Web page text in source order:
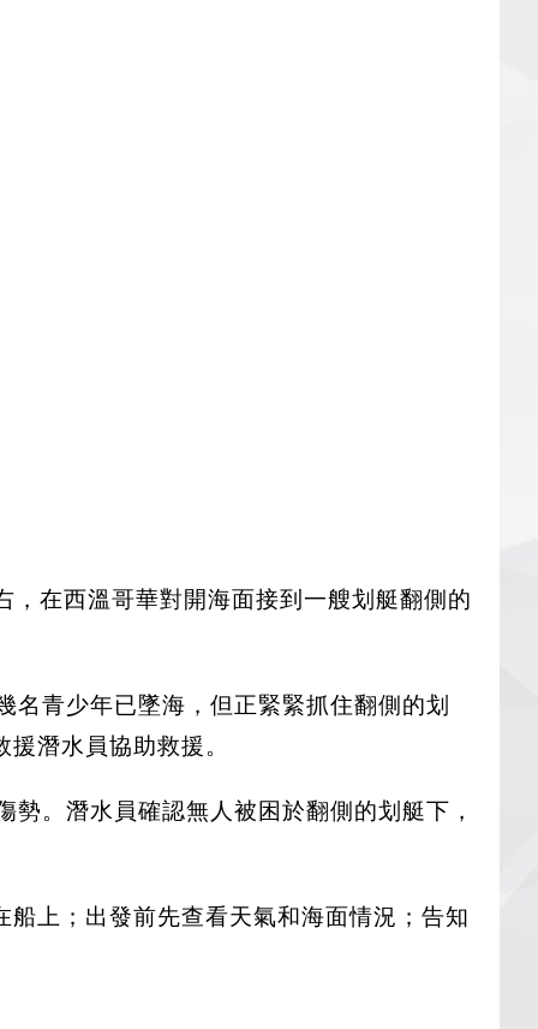
在西溫哥華對開海面接到一艘划艇翻側的
青少年已墜海，但正緊緊抓住翻側的划
潛水員協助救援。
。潛水員確認無人被困於翻側的划艇下，
上；出發前先查看天氣和海面情況；告知